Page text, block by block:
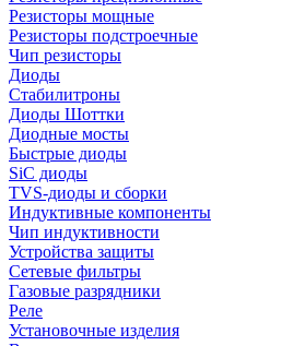
Резисторы мощные
Резисторы подстроечные
Чип резисторы
Диоды
Стабилитроны
Диоды Шоттки
Диодные мосты
Быстрые диоды
SiC диоды
TVS-диоды и сборки
Индуктивные компоненты
Чип индуктивности
Устройства защиты
Сетевые фильтры
Газовые разрядники
Реле
Установочные изделия